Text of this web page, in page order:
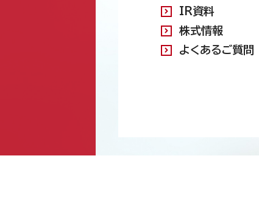
IR資料
株式情報
よくあるご質問